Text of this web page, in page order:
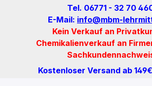
Zum Hauptinhalt springenTel. 06771 - 32 70
E-Mail: info@mbm-
Kein Verkauf an
Chemikalienverkauf an
Kostenloser Versand ab